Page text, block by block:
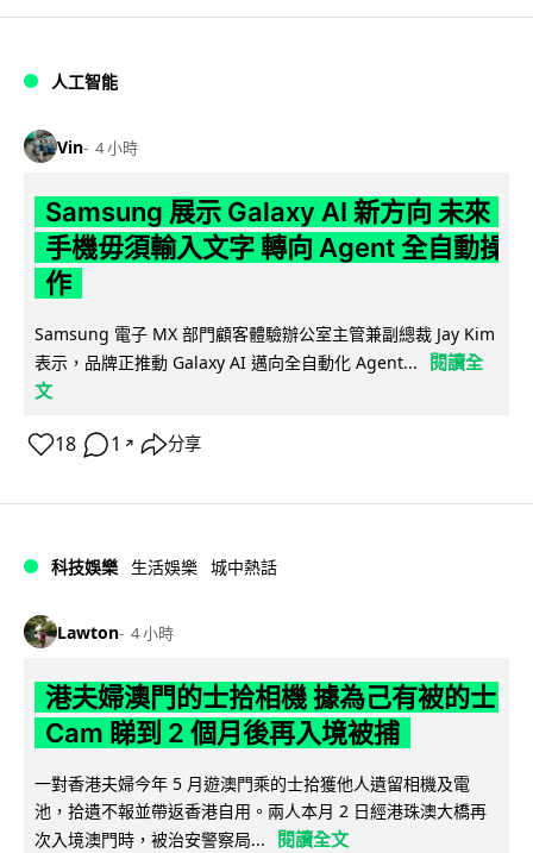
人工智能
Vin 4 小時
Samsung 展示 Galaxy AI 新方向 未來
手機毋須輸入文字 轉向 Agent 全自動操
作
Samsung 電子 MX 部門顧客體驗辦公室主管兼副總裁 Jay Kim
表示，品牌正推動 Galaxy AI 邁向全自動化 Agent...
閱讀全
文
18 1 ↗ 分享
科技娛樂 生活娛樂 城中熱話
Lawton 4 小時
港夫婦澳門的士拾相機 據為己有被的士
Cam 睇到 2 個月後再入境被捕
一對香港夫婦今年 5 月遊澳門乘的士拾獲他人遺留相機及電
池，拾遺不報並帶返香港自用。兩人本月 2 日經港珠澳大橋再
次入境澳門時，被治安警察局...
閱讀全文